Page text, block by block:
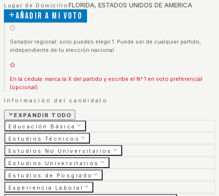
Lugar de Domicilio FLORIDA, ESTADOS UNIDOS DE AMERICA
Añadir a mi voto
Senador regional: solo puedes elegir 1. Puede ser de cualquier partido,
independiente de tu elección nacional.
En la cédula: marca la X del partido y escribe el N° 1 en voto preferencial
(opcional).
Información del candidato
EXPANDIR TODO
Educación Básica
Estudios Técnicos
Estudios No Universitarios
Estudios Universitarios
Estudios de Posgrado
Experiencia Laboral